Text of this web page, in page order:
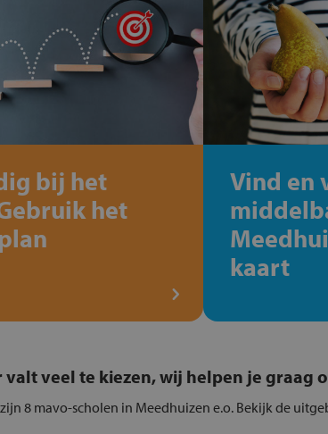
bij het
het
Vind en
kaart
valt veel te kiezen, wij helpen je graag
zijn 8 mavo-scholen in Meedhuizen e.o. Bekijk de